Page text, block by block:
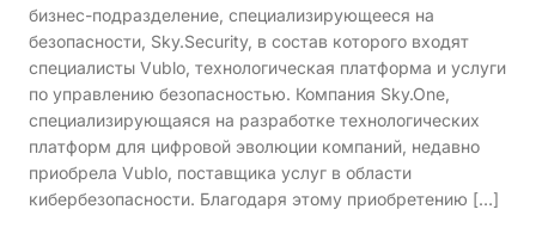
бизнес-подразделение, специализирующееся на
безопасности, Sky.Security, в состав которого входят
специалисты Vublo, технологическая платформа и услуги
по управлению безопасностью. Компания Sky.One,
специализирующаяся на разработке технологических
платформ для цифровой эволюции компаний, недавно
приобрела Vublo, поставщика услуг в области
кибербезопасности. Благодаря этому приобретению […]